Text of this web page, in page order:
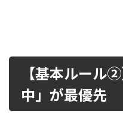
【基本ルール
中」が最優先